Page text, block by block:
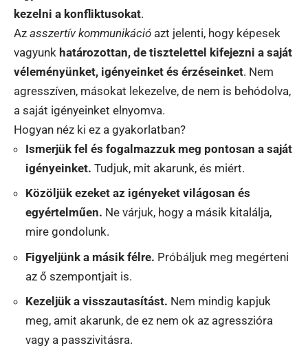
kezelni a konfliktusokat.
Az asszertív kommunikáció azt jelenti, hogy képesek
vagyunk határozottan, de tisztelettel kifejezni a saját
véleményünket, igényeinket és érzéseinket. Nem
agresszíven, másokat lekezelve, de nem is behódolva,
a saját igényeinket elnyomva.
Hogyan néz ki ez a gyakorlatban?
Ismerjük fel és fogalmazzuk meg pontosan a saját
igényeinket. Tudjuk, mit akarunk, és miért.
Közöljük ezeket az igényeket világosan és
egyértelműen. Ne várjuk, hogy a másik kitalálja,
mire gondolunk.
Figyeljünk a másik félre. Próbáljuk meg megérteni
az ő szempontjait is.
Kezeljük a visszautasítást. Nem mindig kapjuk
meg, amit akarunk, de ez nem ok az agresszióra
vagy a passzivitásra.